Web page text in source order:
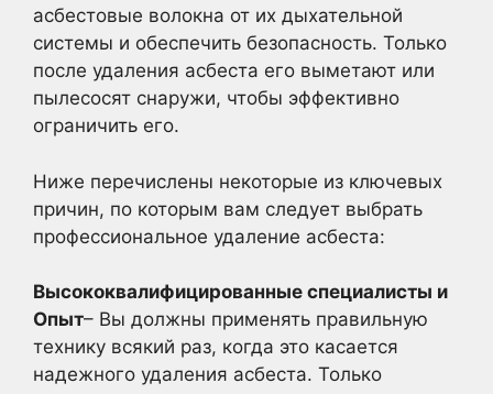
асбестовые волокна от их дыхательной
системы и обеспечить безопасность. Только
после удаления асбеста его выметают или
пылесосят снаружи, чтобы эффективно
ограничить его.
Ниже перечислены некоторые из ключевых
причин, по которым вам следует выбрать
профессиональное удаление асбеста:
Высококвалифицированные специалисты и
Опыт– Вы должны применять правильную
технику всякий раз, когда это касается
надежного удаления асбеста. Только